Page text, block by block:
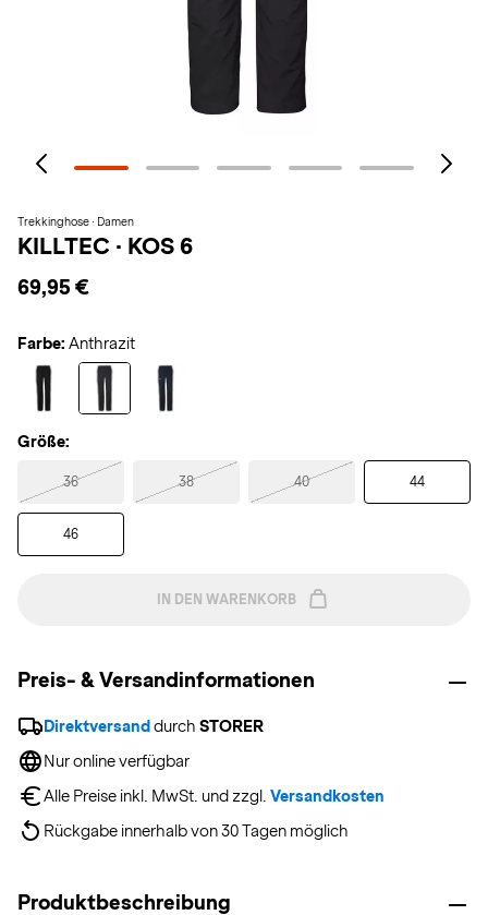
Trekkinghose · Damen
KILLTEC · KOS 6
69,95 €
Farbe: Anthrazit
Größe:
36 38 40 44
46
IN DEN WARENKORB
Preis- & Versandinformationen
Direktversand durch STORER
Nur online verfügbar
Alle Preise inkl. MwSt. und zzgl. Versandkosten
Rückgabe innerhalb von 30 Tagen möglich
Produktbeschreibung